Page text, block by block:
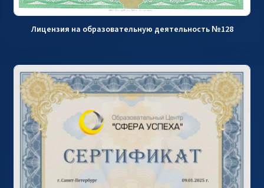
Лицензия на образовательную деятельность №128